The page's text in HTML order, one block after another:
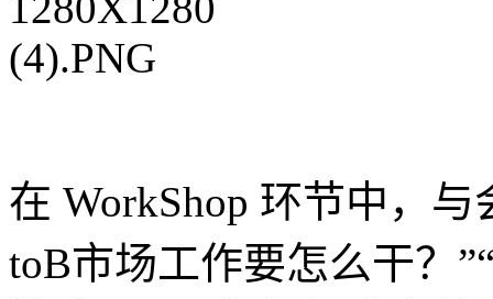
在 WorkShop 环节中，
toB市场工作要怎么干？